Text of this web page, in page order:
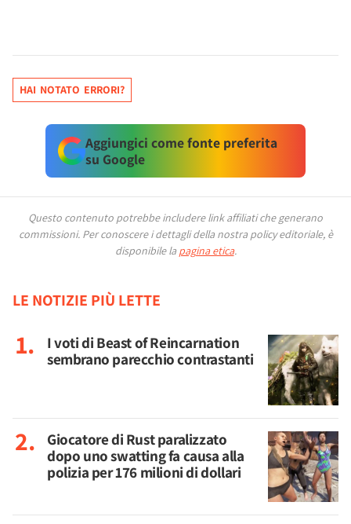
HAI NOTATO ERRORI?
Aggiungici come fonte preferita
su Google
Questo contenuto potrebbe includere link affiliati che generano
commissioni. Per conoscere i dettagli della nostra policy editoriale, è
disponibile la pagina etica.
LE NOTIZIE PIÙ LETTE
I voti di Beast of Reincarnation
sembrano parecchio contrastanti
Giocatore di Rust paralizzato
dopo uno swatting fa causa alla
polizia per 176 milioni di dollari